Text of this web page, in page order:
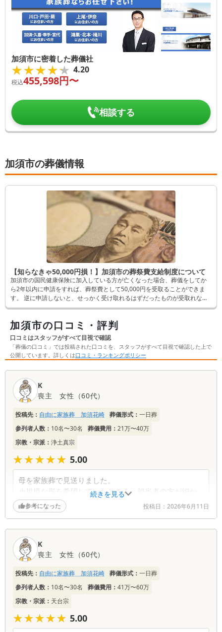
加須市に密着した葬儀社
★★★★★
★★★★★ 4.20
税込455,598円〜
相談する
加須市の葬儀情報
【知らなきゃ50,000円損！】加須市の葬祭費支給制度について
加須市の国民健康保険に加入している方が亡くなった場合、葬儀をしてか
ら2年以内に申請をすれば、葬祭費として50,000円を受取ることができま
す。 逆に申請しないと、せっかく受け取れるはずだったものが受取れなく
なってしまいます。 そんなことにならないよう、この記事では申請方法な
加須市の口コミ・評判
口コミはスタッフがすべて目視で確認
「葬儀の口コミ」では投稿された口コミを、スタッフがすべて目視で確認した上で
公開しています。詳しくは口コミ・ランキングポリシー
口
続きを見る
K
喪主
女性 （60代）
投稿先： 自由に家族葬 加須花崎 葬儀形式： 一日葬
参列者人数： 10名〜30名 葬儀費用： 21万〜40万
宗教・宗派： 浄土真宗
★★★★★
★★★★★ 5.00
母を家族葬で見送りました。
小規模な形を希望していたところ、担当者の方が細か
い調整をしてくれ安心できました。
費用は必要な部分だけを伝えてくれ、予算内で収まり
火葬場併設で移動が少なかったのも良かったです。
参考になった 投稿日： 2026年6月11日
K
喪主
女性 （60代）
投稿先： 自由に家族葬 加須花崎 葬儀形式： 一日葬
参列者人数： 10名〜30名 葬儀費用： 41万〜60万
宗教・宗派： 天台宗
★★★★★
★★★★★ 5.00